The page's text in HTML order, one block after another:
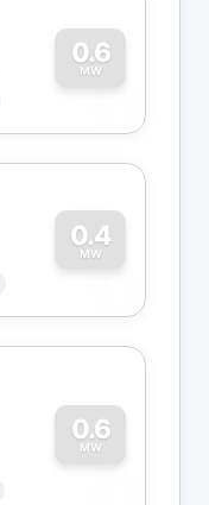
0.6
MW
0
0.4
MW
0
0.6
MW